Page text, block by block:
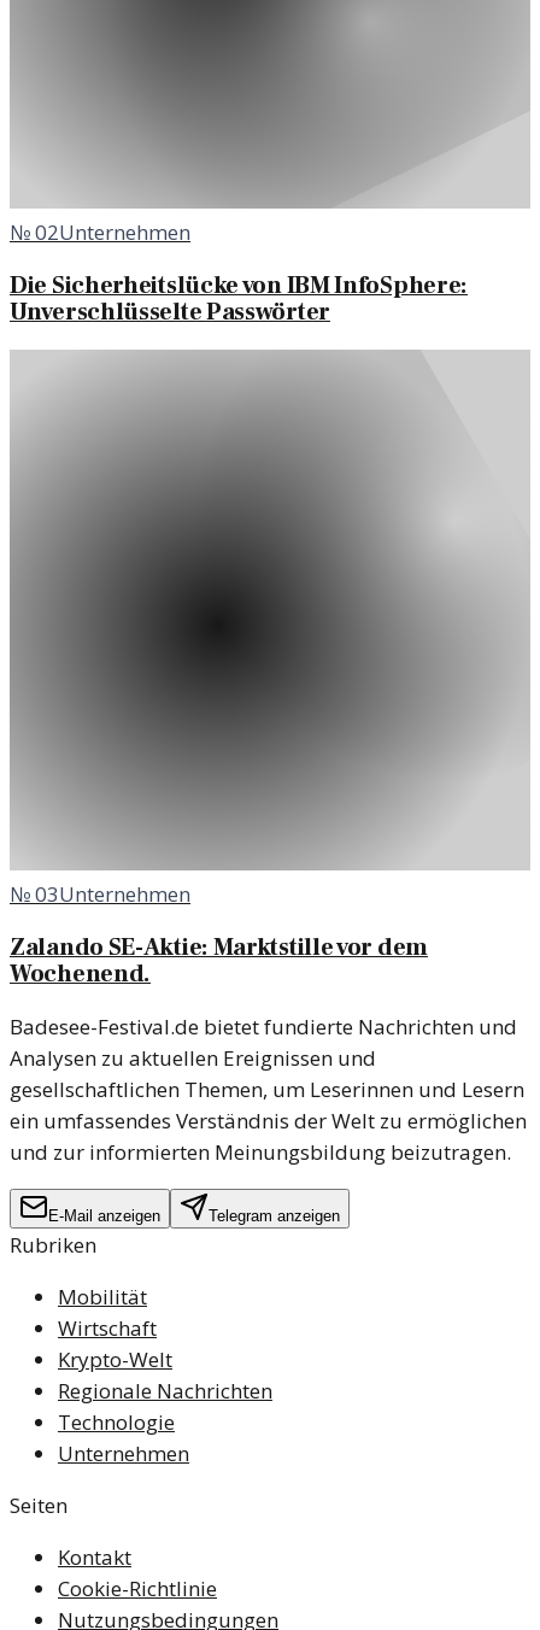
№02Unternehmen
Die Sicherheitslücke von IBM InfoSphere:
Unverschlüsselte Passwörter
№03Unternehmen
Zalando SE-Aktie: Marktstille vor dem
Wochenend.
Badesee-Festival.de bietet fundierte Nachrichten und
Analysen zu aktuellen Ereignissen und
gesellschaftlichen Themen, um Leserinnen und Lesern
ein umfassendes Verständnis der Welt zu ermöglichen
und zur informierten Meinungsbildung beizutragen.
E-Mail anzeigen Telegram anzeigen
Rubriken
Mobilität
Wirtschaft
Krypto-Welt
Regionale Nachrichten
Technologie
Unternehmen
Seiten
Kontakt
Cookie-Richtlinie
Nutzungsbedingungen